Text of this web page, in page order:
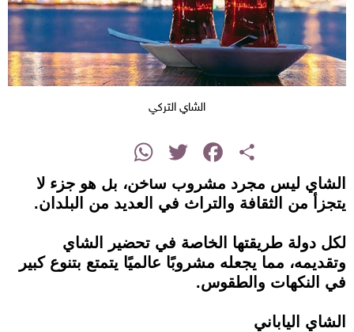
الشاي التركي
Share
Facebook
Twitter
WhatsApp
الشاي ليس مجرد مشروب ساخن، بل هو جزء لا
يتجزأ من الثقافة والتراث في العديد من البلدان.
لكل دولة طريقتها الخاصة في تحضير الشاي
وتقديمه، مما يجعله مشروبًا عالميًا يتمتع بتنوع كبير
في النكهات والطقوس.
الشاي الياباني